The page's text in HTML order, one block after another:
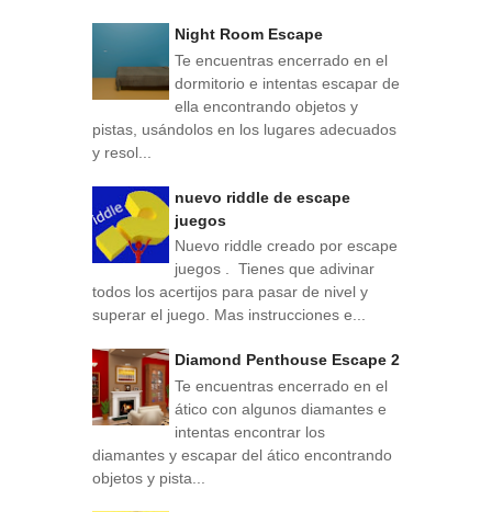
Night Room Escape
Te encuentras encerrado en el
dormitorio e intentas escapar de
ella encontrando objetos y
pistas, usándolos en los lugares adecuados
y resol...
nuevo riddle de escape
juegos
Nuevo riddle creado por escape
juegos . Tienes que adivinar
todos los acertijos para pasar de nivel y
superar el juego. Mas instrucciones e...
Diamond Penthouse Escape 2
Te encuentras encerrado en el
ático con algunos diamantes e
intentas encontrar los
diamantes y escapar del ático encontrando
objetos y pista...